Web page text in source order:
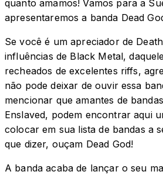
quanto amamos! Vamos para a
apresentaremos a banda Dead
Se você é um apreciador de
influências de Black Metal,
recheados de excelentes riffs,
não pode deixar de ouvir essa
mencionar que amantes de
Enslaved, podem encontrar aqui
colocar em sua lista de bandas a
que dizer, ouçam Dead God!
A banda acaba de lançar o seu